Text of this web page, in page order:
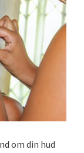
om din hud